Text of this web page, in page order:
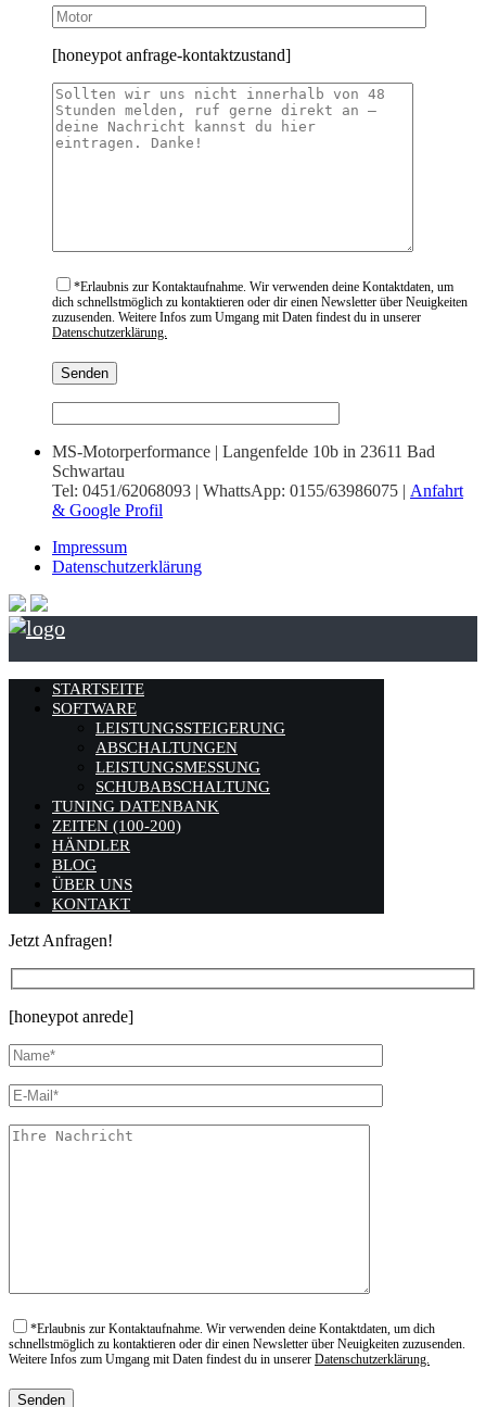
[honeypot anfrage-kontaktzustand]
*Erlaubnis zur Kontaktaufnahme. Wir verwenden deine Kontaktdaten, um
dich schnellstmöglich zu kontaktieren oder dir einen Newsletter über Neuigkeiten
zuzusenden. Weitere Infos zum Umgang mit Daten findest du in unserer
Datenschutzerklärung.
MS-Motorperformance | Langenfelde 10b in 23611 Bad
Schwartau
Tel: 0451/62068093 | WhattsApp: 0155/63986075 | Anfahrt
& Google Profil
Impressum
Datenschutzerklärung
STARTSEITE
SOFTWARE
LEISTUNGSSTEIGERUNG
ABSCHALTUNGEN
LEISTUNGSMESSUNG
SCHUBABSCHALTUNG
TUNING DATENBANK
ZEITEN (100-200)
HÄNDLER
BLOG
ÜBER UNS
KONTAKT
Jetzt Anfragen!
[honeypot anrede]
*Erlaubnis zur Kontaktaufnahme. Wir verwenden deine Kontaktdaten, um dich
schnellstmöglich zu kontaktieren oder dir einen Newsletter über Neuigkeiten zuzusenden.
Weitere Infos zum Umgang mit Daten findest du in unserer Datenschutzerklärung.